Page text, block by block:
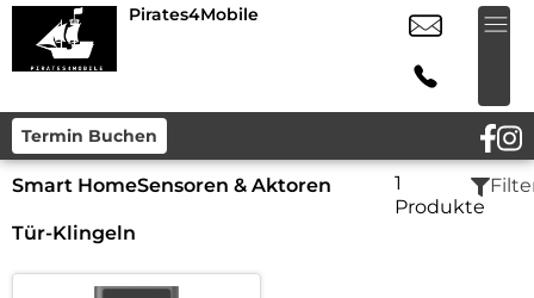
Pirates4Mobile
Termin Buchen
Smart HomeSensoren & Aktoren
Tür-Klingeln
1
Produkte